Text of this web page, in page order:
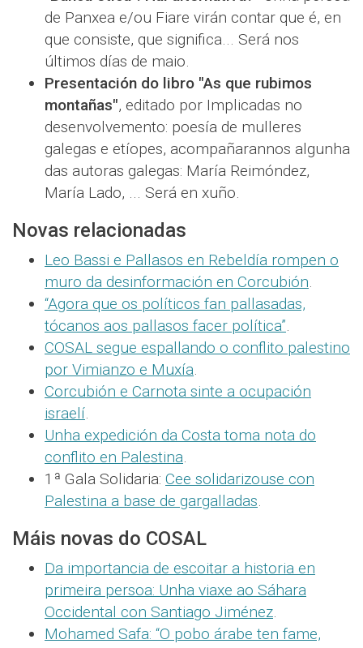
de Panxea e/ou Fiare virán contar que é, en
que consiste, que significa... Será nos
últimos días de maio.
Presentación do libro "As que rubimos
montañas", editado por Implicadas no
desenvolvemento: poesía de mulleres
galegas e etíopes, acompañarannos algunha
das autoras galegas: María Reimóndez,
María Lado, ... Será en xuño.
Novas relacionadas
Leo Bassi e Pallasos en Rebeldía rompen o
muro da desinformación en Corcubión.
“Agora que os políticos fan pallasadas,
tócanos aos pallasos facer política”.
COSAL segue espallando o conflito palestino
por Vimianzo e Muxía.
Corcubión e Carnota sinte a ocupación
israelí.
Unha expedición da Costa toma nota do
conflito en Palestina.
1ª Gala Solidaria: Cee solidarizouse con
Palestina a base de gargalladas.
Máis novas do COSAL
Da importancia de escoitar a historia en
primeira persoa: Unha viaxe ao Sáhara
Occidental con Santiago Jiménez.
Mohamed Safa: “O pobo árabe ten fame,